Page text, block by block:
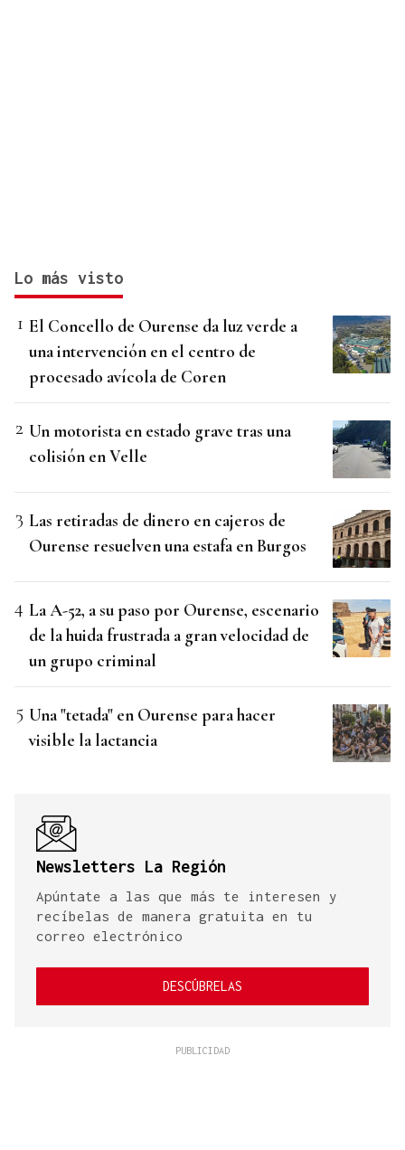
Lo más visto
El Concello de Ourense da luz verde a
una intervención en el centro de
procesado avícola de Coren
Un motorista en estado grave tras una
colisión en Velle
Las retiradas de dinero en cajeros de
Ourense resuelven una estafa en Burgos
La A-52, a su paso por Ourense, escenario
de la huida frustrada a gran velocidad de
un grupo criminal
Una "tetada" en Ourense para hacer
visible la lactancia
Newsletters La Región
Apúntate a las que más te interesen y
recíbelas de manera gratuita en tu
correo electrónico
DESCÚBRELAS